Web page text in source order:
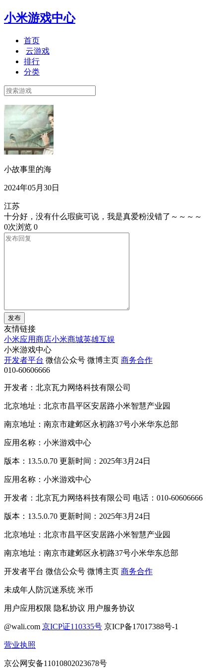
小米游戏中心
首页
云游戏
排行
分类
小故事里的海
2024年05月30日
江苏
十分好，没有什么瑕疵可说，我是真爱粉没错了～～～～
0次浏览 0
发布
友情链接
小米应用商店小米商城英雄互娱
小米游戏中心
开发者平台 微信公众号 微博主页 商务合作
010-60606666
开发者：北京瓦力网络科技有限公司
北京地址：北京市昌平区安居路小米智慧产业园
南京地址：南京市建邺区永初路37号小米华东总部
应用名称：小米游戏中心
版本：13.5.0.70 更新时间：2025年3月24日
应用名称：小米游戏中心
开发者：北京瓦力网络科技有限公司 电话：010-60606666
版本：13.5.0.70 更新时间：2025年3月24日
北京地址：北京市昌平区安居路小米智慧产业园
南京地址：南京市建邺区永初路37号小米华东总部
开发者平台 微信公众号 微博主页 商务合作
未成年人防沉迷系统 米币
用户应用权限 隐私协议 用户服务协议
@wali.com 京ICP证110335号 京ICP备17017388号-1
营业执照
京公网安备11010802023678号